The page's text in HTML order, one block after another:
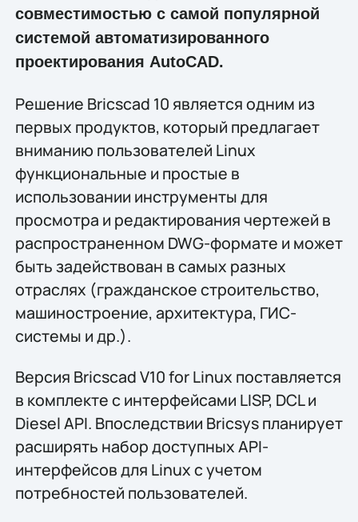
совместимостью с самой популярной
системой автоматизированного
проектирования AutoCAD.
Решение Bricscad 10 является одним из
первых продуктов, который предлагает
вниманию пользователей Linux
функциональные и простые в
использовании инструменты для
просмотра и редактирования чертежей в
распространенном DWG-формате и может
быть задействован в самых разных
отраслях (гражданское строительство,
машиностроение, архитектура, ГИС-
системы и др.).
Версия Bricscad V10 for Linux поставляется
в комплекте с интерфейсами LISP, DCL и
Diesel API. Впоследствии Bricsys планирует
расширять набор доступных API-
интерфейсов для Linux с учетом
потребностей пользователей.